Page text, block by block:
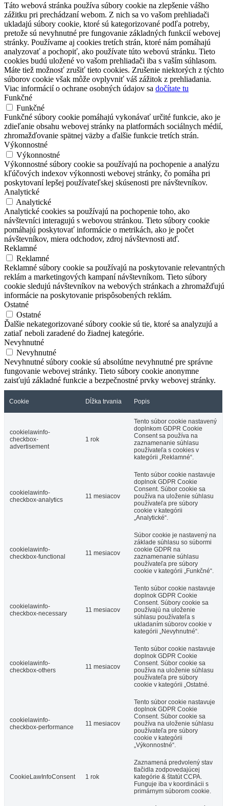
Táto webová stránka používa súbory cookie na zlepšenie vášho
zážitku pri prechádzaní webom. Z nich sa vo vašom prehliadači
ukladajú súbory cookie, ktoré sú kategorizované podľa potreby,
pretože sú nevyhnutné pre fungovanie základných funkcií webovej
stránky. Používame aj cookies tretích strán, ktoré nám pomáhajú
analyzovať a pochopiť, ako používate túto webovú stránku. Tieto
cookies budú uložené vo vašom prehliadači iba s vaším súhlasom.
Máte tiež možnosť zrušiť tieto cookies. Zrušenie niektorých z týchto
súborov cookie však môže ovplyvniť váš zážitok z prehliadania.
Viac informácií o ochrane osobných údajov sa dočítate tu
Funkčné
Funkčné
Funkčné súbory cookie pomáhajú vykonávať určité funkcie, ako je
zdieľanie obsahu webovej stránky na platformách sociálnych médií,
zhromažďovanie spätnej väzby a ďalšie funkcie tretích strán.
Výkonnostné
Výkonnostné
Výkonnostné súbory cookie sa používajú na pochopenie a analýzu
kľúčových indexov výkonnosti webovej stránky, čo pomáha pri
poskytovaní lepšej používateľskej skúsenosti pre návštevníkov.
Analytické
Analytické
Analytické cookies sa používajú na pochopenie toho, ako
návštevníci interagujú s webovou stránkou. Tieto súbory cookie
pomáhajú poskytovať informácie o metrikách, ako je počet
návštevníkov, miera odchodov, zdroj návštevnosti atď.
Reklamné
Reklamné
Reklamné súbory cookie sa používajú na poskytovanie relevantných
reklám a marketingových kampaní návštevníkom. Tieto súbory
cookie sledujú návštevníkov na webových stránkach a zhromažďujú
informácie na poskytovanie prispôsobených reklám.
Ostatné
Ostatné
Ďalšie nekategorizované súbory cookie sú tie, ktoré sa analyzujú a
zatiaľ neboli zaradené do žiadnej kategórie.
Nevyhnutné
Nevyhnutné
Nevyhnutné súbory cookie sú absolútne nevyhnutné pre správne
fungovanie webovej stránky. Tieto súbory cookie anonymne
zaisťujú základné funkcie a bezpečnostné prvky webovej stránky.
Cookie Dĺžka trvania Popis
cookielawinfo-
checkbox-
advertisement
1 rok
Tento súbor cookie nastavený
doplnkom GDPR Cookie
Consent sa používa na
zaznamenanie súhlasu
používateľa s cookies v
kategórii „Reklamné“.
cookielawinfo-
checkbox-analytics
11 mesiacov
Tento súbor cookie nastavuje
doplnok GDPR Cookie
Consent. Súbor cookie sa
používa na uloženie súhlasu
používateľa pre súbory
cookie v kategórii
„Analytické“.
cookielawinfo-
checkbox-functional
11 mesiacov
Súbor cookie je nastavený na
základe súhlasu so súbormi
cookie GDPR na
zaznamenanie súhlasu
používateľa pre súbory
cookie v kategórii „Funkčné“.
cookielawinfo-
checkbox-necessary
11 mesiacov
Tento súbor cookie nastavuje
doplnok GDPR Cookie
Consent. Súbory cookie sa
používajú na uloženie
súhlasu používateľa s
ukladaním súborov cookie v
kategórii „Nevyhnutné“.
cookielawinfo-
checkbox-others
11 mesiacov
Tento súbor cookie nastavuje
doplnok GDPR Cookie
Consent. Súbor cookie sa
používa na uloženie súhlasu
používateľa pre súbory
cookie v kategórii „Ostatné.
cookielawinfo-
checkbox-performance
11 mesiacov
Tento súbor cookie nastavuje
doplnok GDPR Cookie
Consent. Súbor cookie sa
používa na uloženie súhlasu
používateľa pre súbory
cookie v kategórii
„Výkonnostné“.
CookieLawInfoConsent 1 rok
Zaznamená predvolený stav
tlačidla zodpovedajúcej
kategórie & štatút CCPA.
Funguje iba v koordinácii s
primárnym súborom cookie.